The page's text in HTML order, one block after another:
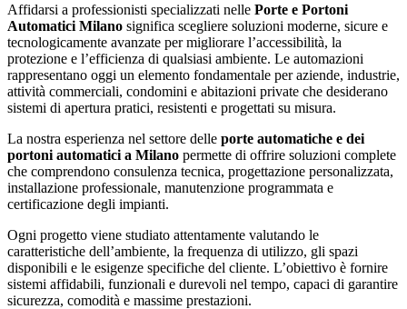
Affidarsi a professionisti specializzati nelle Porte e Portoni
Automatici Milano significa scegliere soluzioni moderne, sicure e
tecnologicamente avanzate per migliorare l’accessibilità, la
protezione e l’efficienza di qualsiasi ambiente. Le automazioni
rappresentano oggi un elemento fondamentale per aziende, industrie,
attività commerciali, condomini e abitazioni private che desiderano
sistemi di apertura pratici, resistenti e progettati su misura.
La nostra esperienza nel settore delle porte automatiche e dei
portoni automatici a Milano permette di offrire soluzioni complete
che comprendono consulenza tecnica, progettazione personalizzata,
installazione professionale, manutenzione programmata e
certificazione degli impianti.
Ogni progetto viene studiato attentamente valutando le
caratteristiche dell’ambiente, la frequenza di utilizzo, gli spazi
disponibili e le esigenze specifiche del cliente. L’obiettivo è fornire
sistemi affidabili, funzionali e durevoli nel tempo, capaci di garantire
sicurezza, comodità e massime prestazioni.